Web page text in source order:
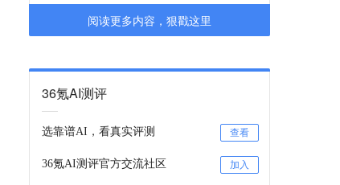
阅读更多内容，狠戳这里
36氪AI测评
选靠谱AI，看真实评测 查看
36氪AI测评官方交流社区 加入